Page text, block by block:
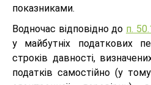
показниками.
Водночас відповідно до п.
у майбутніх податкових
строків давності,
податків самостійно (у